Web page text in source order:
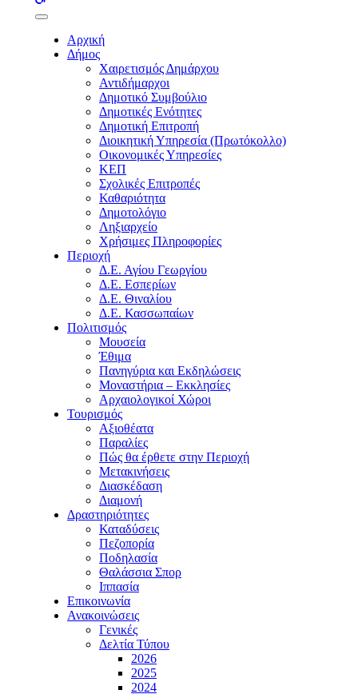
buttons
Αρχική
Δήμος
Χαιρετισμός Δημάρχου
Αντιδήμαρχοι
Δημοτικό Συμβούλιο
Δημοτικές Ενότητες
Δημοτική Επιτροπή
Διοικητική Υπηρεσία (Πρωτόκολλο)
Οικονομικές Υπηρεσίες
ΚΕΠ
Σχολικές Επιτροπές
Καθαριότητα
Δημοτολόγιο
Ληξιαρχείο
Χρήσιμες Πληροφορίες
Περιοχή
Δ.Ε. Αγίου Γεωργίου
Δ.Ε. Εσπερίων
Δ.Ε. Θιναλίου
Δ.Ε. Κασσωπαίων
Πολιτισμός
Μουσεία
Έθιμα
Πανηγύρια και Εκδηλώσεις
Μοναστήρια – Εκκλησίες
Αρχαιολογικοί Χώροι
Τουρισμός
Αξιοθέατα
Παραλίες
Πώς θα έρθετε στην Περιοχή
Μετακινήσεις
Διασκέδαση
Διαμονή
Δραστηριότητες
Καταδύσεις
Πεζοπορία
Ποδηλασία
Θαλάσσια Σπορ
Ιππασία
Επικοινωνία
Ανακοινώσεις
Γενικές
Δελτία Τύπου
2026
2025
2024